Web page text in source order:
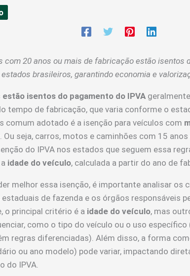
com 20 anos ou mais de fabricação estão isentos
estados brasileiros, garantindo economia e
estão isentos do pagamento do IPVA
tempo de fabricação, que varia conforme o
comum adotado é a isenção para veículos com
. Ou seja, carros, motos e caminhões com 15
do IPVA nos estados que seguem essa
idade do veículo, calculada a partir do ano de
melhor essa isenção, é importante analisar os
de fazenda e os órgãos responsáveis
o principal critério é a idade do veículo, mas
como o tipo do veículo ou o uso específico
regras diferenciadas). Além disso, a forma
ou ano modelo) pode variar, impactando
do IPVA.